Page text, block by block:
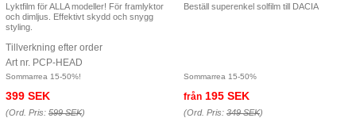
Lyktfilm för ALLA modeller! För framlyktor
och dimljus. Effektivt skydd och snygg
styling.
Tillverkning efter order
Art nr. PCP-HEAD
Sommarrea 15-50%!
399 SEK
(Ord. Pris: 599 SEK)
Beställ superenkel solfilm till DACIA
Sommarrea 15-50%
från 195 SEK
(Ord. Pris: 349 SEK)